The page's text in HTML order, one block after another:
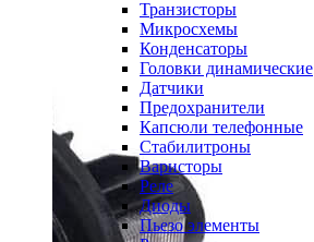
Транзисторы
Микросхемы
Конденсаторы
Головки динамические
Датчики
Предохранители
Капсюли телефонные
Стабилитроны
Варисторы
Реле
Диоды
Пьезо элементы